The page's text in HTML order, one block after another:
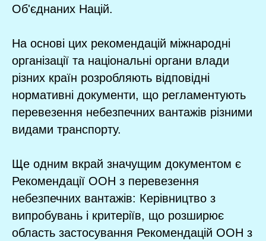
Об'єднаних Націй.
На основі цих рекомендацій міжнародні
організації та національні органи влади
різних країн розробляють відповідні
нормативні документи, що регламентують
перевезення небезпечних вантажів різними
видами транспорту.
Ще одним вкрай значущим документом є
Рекомендації ООН з перевезення
небезпечних вантажів: Керівництво з
випробувань і критеріїв, що розширює
область застосування Рекомендацій ООН з